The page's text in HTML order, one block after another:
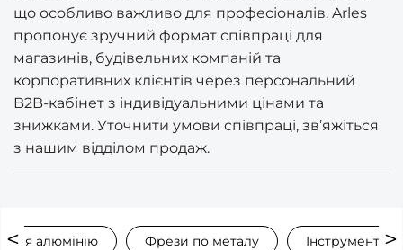
що особливо важливо для професіоналів. Arles
пропонує зручний формат співпраці для
магазинів, будівельних компаній та
корпоративних клієнтів через персональний
B2B-кабінет з індивідуальними цінами та
знижками. Уточнити умови співпраці, зв’яжіться
з нашим відділом продаж.
для алюмінію Фрези по металу
Інструменти